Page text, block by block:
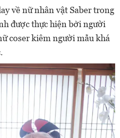
về nữ nhân vật Saber trong
được thực hiện bởi người
coser kiêm người mẫu khá